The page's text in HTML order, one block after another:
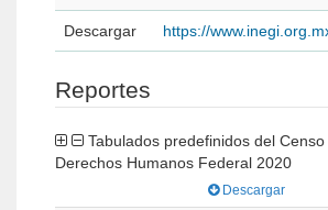
Descargar https://
Reportes
Derechos Humanos Federal 2020
Descargar